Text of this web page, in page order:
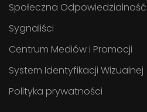
Społeczna
Sygnaliści
Centrum Mediów i Promocji
System Identyfikacji Wizualnej
Polityka prywatności